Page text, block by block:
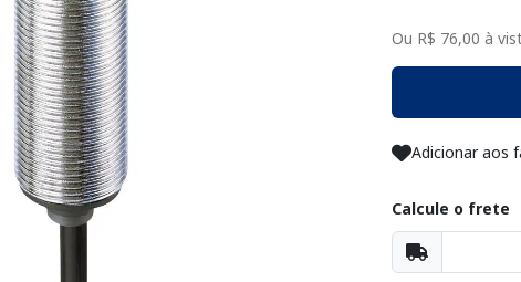
Ou R$ 76,00 à
Adicionar aos
Calcule o frete